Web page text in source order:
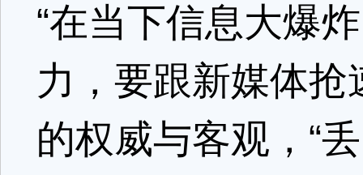
“在当下信息大爆
力，要跟新媒体
的权威与客观，“